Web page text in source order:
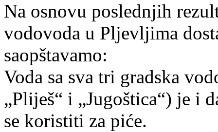
Na osnovu poslednjih
vodovoda u Pljevljima
saopštavamo:
Voda sa sva tri gradska
„Pliješ“ i „Jugoštica“) je i
se koristiti za piće.